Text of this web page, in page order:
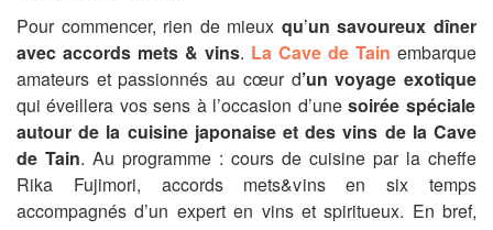
Pour commencer, rien de mieux qu’un savoureux dîner
avec accords mets & vins. La Cave de Tain embarque
amateurs et passionnés au cœur d’un voyage exotique
qui éveillera vos sens à l’occasion d’unesoirée spéciale
autour de la cuisine japonaise et des vins de la Cave
de Tain. Au programme : cours de cuisine par la cheffe
Rika Fujimori, accords mets&vins en six temps
accompagnés d’un expert en vins et spiritueux. En bref,